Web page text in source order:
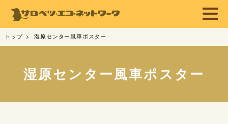
トップ 湿原センター風車ポスター
湿原センター風車ポスター